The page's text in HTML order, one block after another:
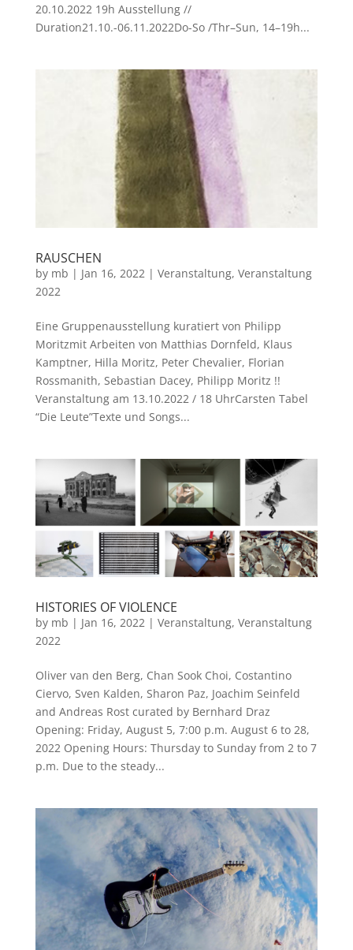
20.10.2022 19h Ausstellung //
Duration21.10.-06.11.2022Do-So /Thr–Sun, 14–19h...
RAUSCHEN
by mb | Jan 16, 2022| Veranstaltung, Veranstaltung
2022
Eine Gruppenausstellung kuratiert von Philipp
Moritzmit Arbeiten von Matthias Dornfeld, Klaus
Kamptner, Hilla Moritz, Peter Chevalier, Florian
Rossmanith, Sebastian Dacey, Philipp Moritz !!
Veranstaltung am 13.10.2022 / 18 UhrCarsten Tabel
“Die Leute”Texte und Songs...
HISTORIES OF VIOLENCE
by mb | Jan 16, 2022 | Veranstaltung, Veranstaltung
2022
Oliver van den Berg, Chan Sook Choi, Costantino
Ciervo, Sven Kalden, Sharon Paz, Joachim Seinfeld
and Andreas Rost curated by Bernhard Draz
Opening: Friday, August 5, 7:00 p.m. August 6 to 28,
2022 Opening Hours: Thursday to Sunday from 2 to 7
p.m. Due to the steady...